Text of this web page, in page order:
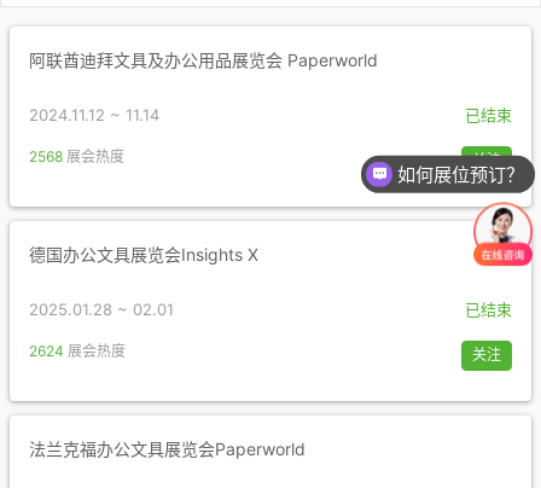
阿联酋迪拜文具及办公用品展览会 Paperworld
2024.11.12 ~ 11.14 已结束
2568 展会热度 关注
德国办公文具展览会Insights X
2025.01.28 ~ 02.01 已结束
2624 展会热度 关注
法兰克福办公文具展览会Paperworld
如何展位预订？